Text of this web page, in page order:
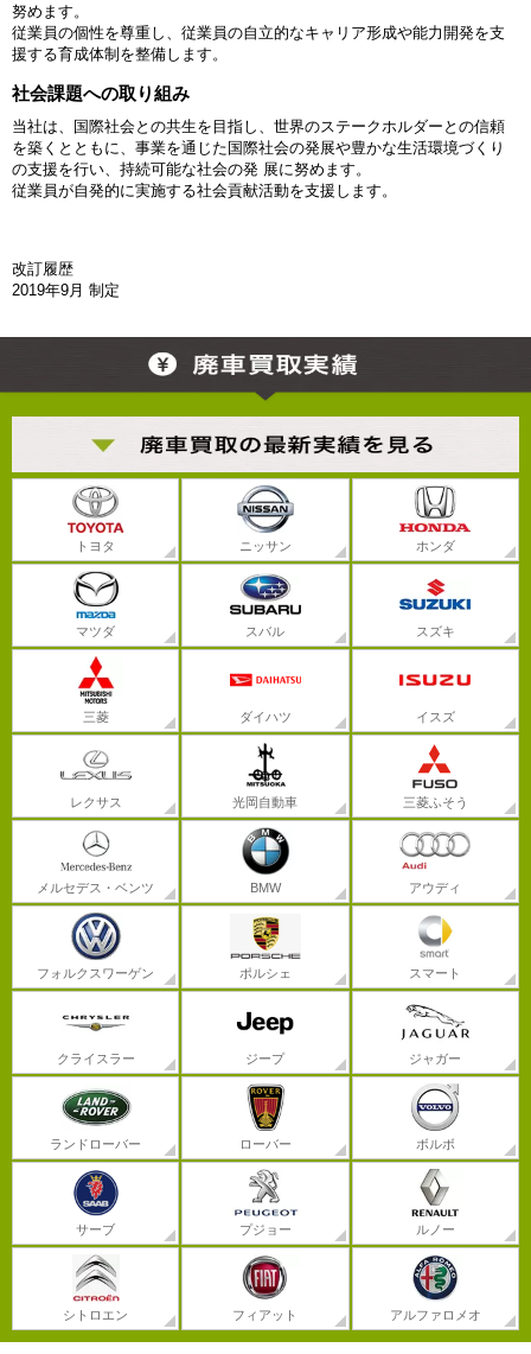
努めます。
従業員の個性を尊重し、従業員の自立的なキャリア形成や能力開発を支
援する育成体制を整備します。
社会課題への取り組み
当社は、国際社会との共生を目指し、世界のステークホルダーとの信頼
を築くとともに、事業を通じた国際社会の発展や豊かな生活環境づくり
の支援を行い、持続可能な社会の発 展に努めます。
従業員が自発的に実施する社会貢献活動を支援します。
改訂履歴
2019年9月 制定
トヨタ ニッサン ホンダ
マツダ スバル スズキ
三菱 ダイハツ イスズ
レクサス 光岡自動車 三菱ふそう
メルセデス・ベンツ BMW アウディ
フォルクスワーゲン ポルシェ スマート
クライスラー ジープ ジャガー
ランドローバー ローバー ボルボ
サーブ プジョー ルノー
シトロエン フィアット アルファロメオ